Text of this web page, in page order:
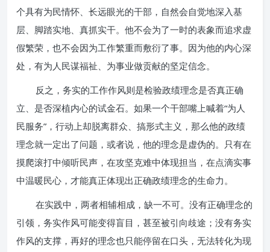
个具有为民情怀、长远眼光的干部，自然会自觉地深入基
层、脚踏实地、真抓实干。他不会为了一时的表象而追求虚
假繁荣，也不会因为工作繁重而敷衍了事。因为他的内心深
处，有为人民谋福祉、为事业做贡献的坚定信念。
反之，务实的工作作风则是检验政绩理念是否真正确
立、是否深植内心的试金石。如果一个干部嘴上喊着“为人
民服务”，行动上却脱离群众、搞形式主义，那么他的政绩
理念就一定出了问题，或者说，他的理念是虚伪的。只有在
摸爬滚打中倾听民声，在攻坚克难中体现担当，在点滴实事
中温暖民心，才能真正体现出正确政绩理念的生命力。
在实践中，两者相辅相成，缺一不可。没有正确理念的
引领，务实作风可能变得盲目，甚至被引向歧途；没有务实
作风的支撑，再好的理念也只能停留在口头，无法转化为现